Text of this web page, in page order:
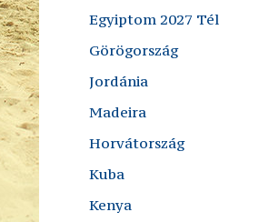
Egyiptom 2027 Tél
Görögország
Jordánia
Madeira
Horvátország
Kuba
Kenya